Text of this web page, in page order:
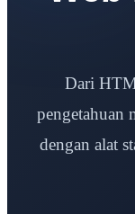
Dari
pengetahuan
dengan alat